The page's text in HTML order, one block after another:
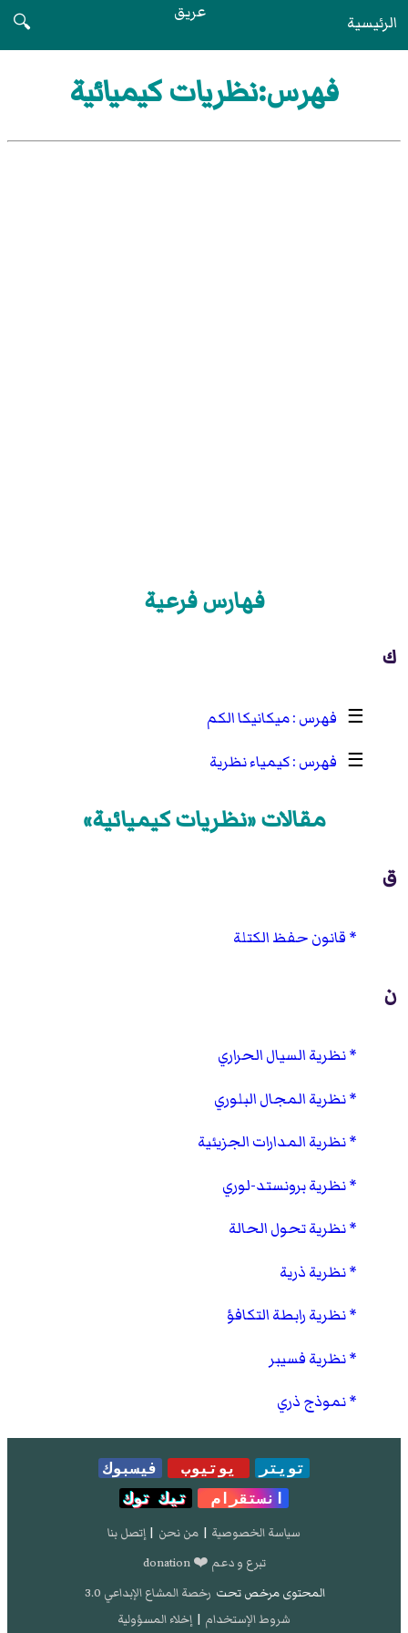
الرئيسية عريق
🔍
فهرس:نظريات كيميائية
فهارس فرعية
ك
☰
ميكانيكا الكم
☰
كيمياء نظرية
مقالات «نظريات كيميائية»
ق
قانون حفظ الكتلة
ن
نظرية السيال الحراري
نظرية المجال البلوري
نظرية المدارات الجزيئية
نظرية برونستد-لوري
نظرية تحول الحالة
نظرية ذرية
نظرية رابطة التكافؤ
نظرية فسيبر
نموذج ذري
تويتر يوتيوب
فيسبوك
انستقرام
تيك توك
سياسة الخصوصية | من نحن | إتصل بنا
تبرع و دعم ❤️ donation
المحتوى مرخص تحت رخصة المشاع الإبداعي 3.0
شروط الإستخدام | إخلاء المسؤولية